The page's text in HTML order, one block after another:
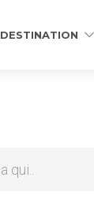
DESTINATION